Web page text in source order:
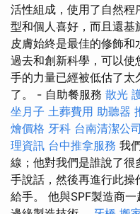
活性組成，使用了自然
型和個人喜好，而且還基
皮膚始終是最佳的修飾
過去和創新科學，可以
手的力量已經被低估了太
了。 - 自助餐服務 散光
坐月子 土葬費用 助聽器
燴價格 牙科 台南清潔公司
理資訊 台中推拿服務 我
線；他對我們是誰說了很
手說話，然後再進行此
給手。 他與SPF製造商